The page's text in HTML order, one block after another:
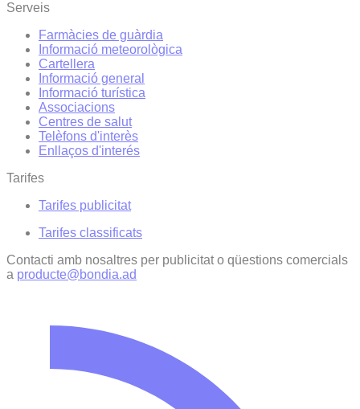
Serveis
Farmàcies de guàrdia
Informació meteorològica
Cartellera
Informació general
Informació turística
Associacions
Centres de salut
Telèfons d'interès
Enllaços d'interés
Tarifes
Tarifes publicitat
Tarifes classificats
Contacti amb nosaltres per publicitat o qüestions comercials
a producte@bondia.ad